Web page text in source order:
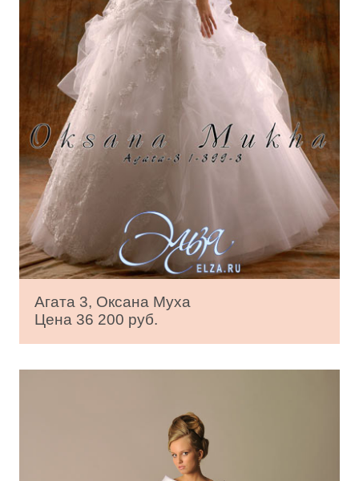
Агата 3, Оксана Муха
Цена 36 200 руб.